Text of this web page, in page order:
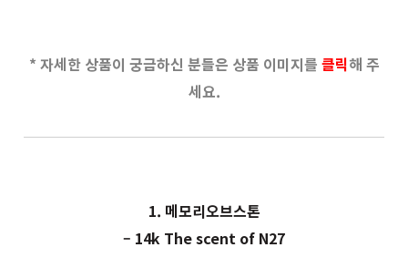
* 자세한 상품이 궁금하신 분들은 상품 이미지를 클릭해 주
세요.
1. 메모리오브스톤
– 14k The scent of N27